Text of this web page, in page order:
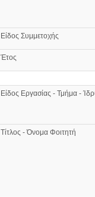
Είδος Συμμετοχής
Έτος
Είδος Εργασίας - Τμήμα -
Τίτλος - Όνομα Φοιτητή